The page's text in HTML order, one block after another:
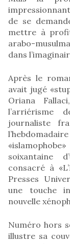
de se
mettre à
arabo-
dans
Après le
avait jugé
Oriana
l’arriérisme
journaliste
soixantaine
consacré à
Presses
une touche
nouvelle
Numéro hors
illustre sa